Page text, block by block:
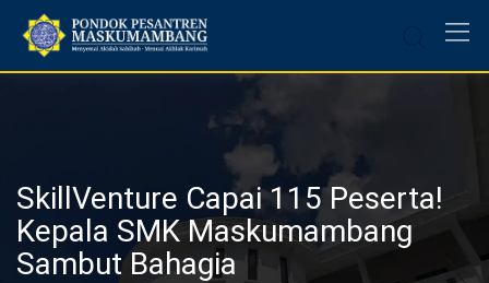
content
SkillVenture Capai 115 Peserta!
Kepala SMK Maskumambang
Sambut Bahagia